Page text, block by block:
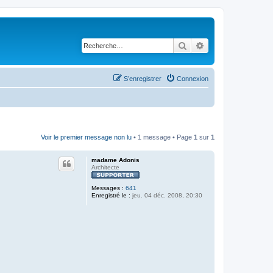
Rechercher
Connexion
S’enregistrer
Voir le premier message non lu • 1 message • Page 1 sur 1
madame Adonis
Architecte
Messages : 641
Enregistré le : jeu. 04 déc. 2008, 20:30